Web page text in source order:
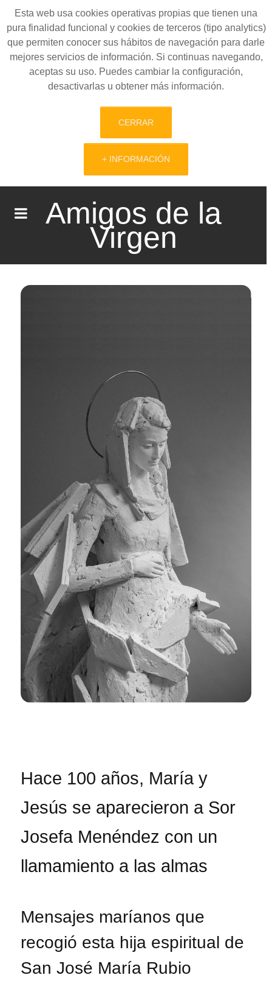
Esta web usa cookies operativas propias que tienen una
pura finalidad funcional y cookies de terceros (tipo analytics)
que permiten conocer sus hábitos de navegación para darle
mejores servicios de información. Si continuas navegando,
aceptas su uso. Puedes cambiar la configuración,
desactivarlas u obtener más información.
CERRAR
+ INFORMACIÓN
Amigos de la
Virgen
Hace 100 años, María y
Jesús se aparecieron a Sor
Josefa Menéndez con un
llamamiento a las almas
Mensajes maríanos que
recogió esta hija espiritual de
San José María Rubio